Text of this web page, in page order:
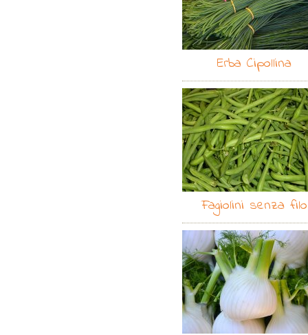
Erba Cipollina
Fagiolini senza filo